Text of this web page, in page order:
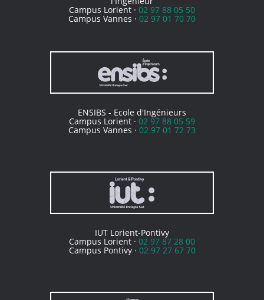
Campus Lorient · 02 97 88 05 50
Campus Vannes · 02 97 01 70 70
ENSIBS - Ecole d'Ingénieurs
Campus Lorient · 02 97 88 05 59
Campus Vannes · 02 97 01 72 73
IUT Lorient-Pontivy
Campus Lorient · 02 97 87 28 00
Campus Pontivy · 02 97 27 67 70